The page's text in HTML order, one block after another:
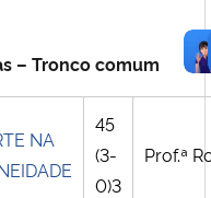
– Tronco comum
NA
45
(3-
0)3
Prof.ª